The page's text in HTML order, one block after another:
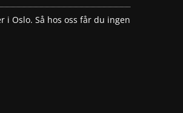
i Oslo. Så hos oss får du ingen